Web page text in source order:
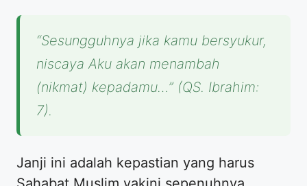
“Sesungguhnya jika kamu bersyukur,
niscaya Aku akan menambah
(nikmat) kepadamu…” (QS. Ibrahim:
7).
Janji ini adalah kepastian yang harus